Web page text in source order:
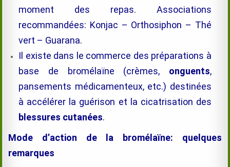
moment des repas. Associations
recommandées: Konjac – Orthosiphon – Thé
vert – Guarana.
Il existe dans le commerce des préparations à
base de bromélaïne (crèmes, onguents,
pansements médicamenteux, etc.) destinées
à accélérer la guérison et la cicatrisation des
blessures cutanées.
Mode d’action de la bromélaïne: quelques
remarques